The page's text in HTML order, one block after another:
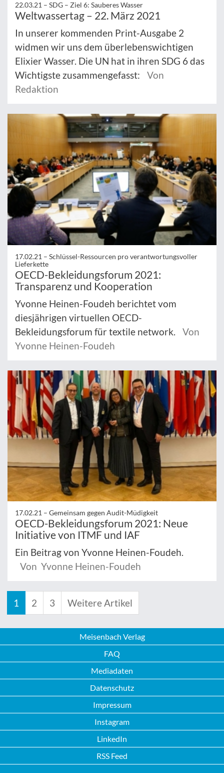
22.03.21 – SDG – Ziel 6: Sauberes Wasser
Weltwassertag – 22. März 2021
In unserer kommenden Print-Ausgabe 2
widmen wir uns dem überlebenswichtigen
Elixier Wasser. Die UN hat in ihren SDG 6 das
Wichtigste zusammengefasst:
Von
Redaktion
17.02.21 – Schlüssel-Ressourcen pro verantwortungsvoller
Lieferkette
OECD-Bekleidungsforum 2021:
Transparenz und Kooperation
Yvonne Heinen-Foudeh berichtet vom
diesjährigen virtuellen OECD-
Bekleidungsforum für textile network.
Von
Yvonne Heinen-Foudeh
17.02.21 – Gemeinsam gegen Audit-Müdigkeit
OECD-Bekleidungsforum 2021: Neue
Initiative von ITMF und IAF
Ein Beitrag von Yvonne Heinen-Foudeh.
Von Yvonne Heinen-Foudeh
1 2 3 Weitere Artikel
Meisenbach Verlag
FAQ
Mediadaten
Datenschutz
Impressum
Instagram
LinkedIn
RSS Feed